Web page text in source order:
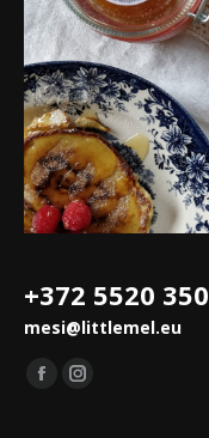
+372 5520 350
mesi@littlemel.eu
Leidke meid saidilt:
FacebookInstagram